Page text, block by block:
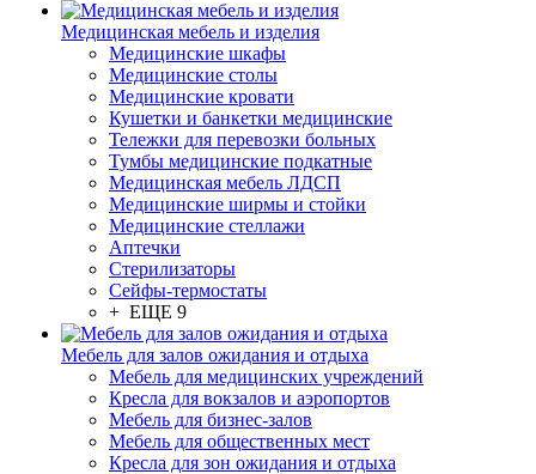
Медицинская мебель и изделия
Медицинские шкафы
Медицинские столы
Медицинские кровати
Кушетки и банкетки медицинские
Тележки для перевозки больных
Тумбы медицинские подкатные
Медицинская мебель ЛДСП
Медицинские ширмы и стойки
Медицинские стеллажи
Аптечки
Стерилизаторы
Сейфы-термостаты
+ ЕЩЕ 9
Мебель для залов ожидания и отдыха
Мебель для медицинских учреждений
Кресла для вокзалов и аэропортов
Мебель для бизнес-залов
Мебель для общественных мест
Кресла для зон ожидания и отдыха